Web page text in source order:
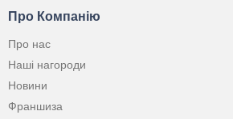
Про Компанію
Про нас
Наші нагороди
Новини
Франшиза